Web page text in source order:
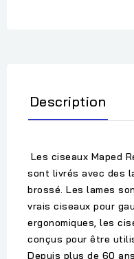
Description
Les ciseaux Maped
sont livrés avec des
brossé. Les lames
vrais ciseaux pour
ergonomiques, les
conçus pour être
Depuis plus de 60